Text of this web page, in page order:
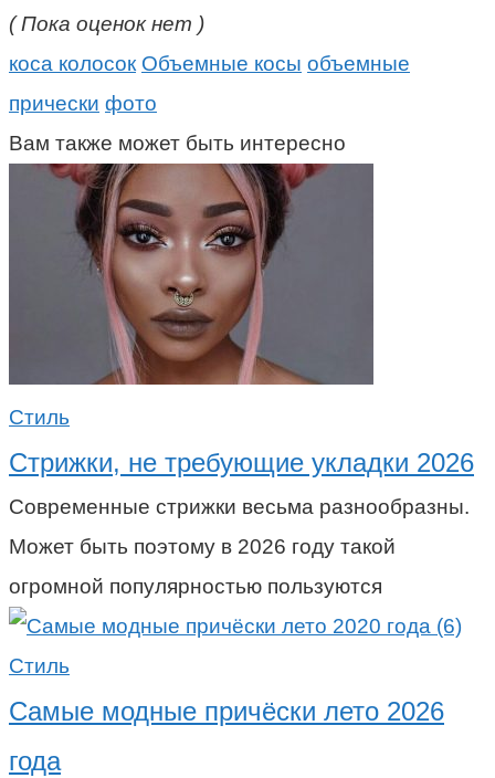
( Пока оценок нет )
коса колосок Объемные косы объемные
прически фото
Вам также может быть интересно
Стиль
Стрижки, не требующие укладки 2026
Современные стрижки весьма разнообразны.
Может быть поэтому в 2026 году такой
огромной популярностью пользуются
Стиль
Самые модные причёски лето 2026
года